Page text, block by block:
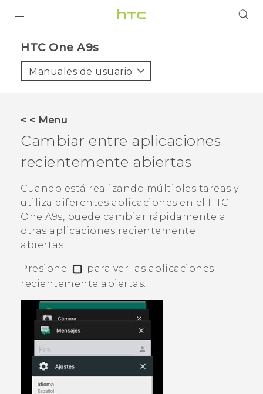
VIVE
VIVERSE
AYUDA
HTC Devices & Accessories
Video Tutorials
HTC One A9s‎
Manuales de usuario
< < Menu
Cambiar entre aplicaciones
recientemente abiertas
Cuando está realizando múltiples tareas y
utiliza diferentes aplicaciones en el
HTC
One A9s, puede cambiar rápidamente a
otras aplicaciones recientemente
abiertas.
Presione
para ver las aplicaciones
recientemente abiertas.